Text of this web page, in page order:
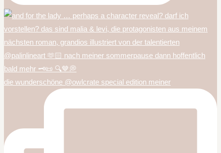
die wunderschöne @owlcrate special edition meiner